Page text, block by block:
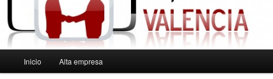
principal
Inicio Alta empresa